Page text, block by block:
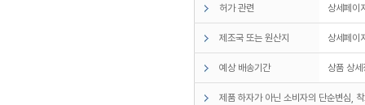
허가 관련 상세페이
제조국 또는 원산지 상세페이
예상 배송기간 상품 상
제품 하자가 아닌 소비자의 단순변심,